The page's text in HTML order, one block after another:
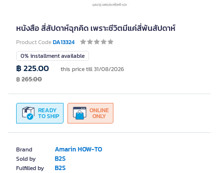
หนังสือ สี่สัปดาห์ฉุกคิด เพราะชีวิตมีแค่สี่พันสัปดาห์
Product CodeDA13324
Brand Amarin HOW-TO
Sold by B2S
Fulfilled by B2S
0% installment available
READY
TO SHIP
ONLINE
ONLY
฿ 225.00 this price till 31/08/2026
฿265.00